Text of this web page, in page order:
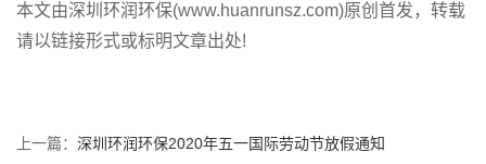
本文由深圳环润环保(www.huanrunsz.com)原创首发，转载
请以链接形式或标明文章出处!
上一篇： 深圳环润环保2020年五一国际劳动节放假通知